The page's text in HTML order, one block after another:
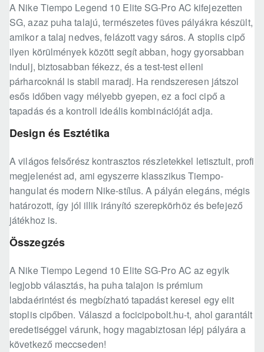
A Nike Tiempo Legend 10 Elite SG-Pro AC kifejezetten
SG, azaz puha talajú, természetes füves pályákra készült,
amikor a talaj nedves, felázott vagy sáros. A stoplis cipő
ilyen körülmények között segít abban, hogy gyorsabban
indulj, biztosabban fékezz, és a test-test elleni
párharcoknál is stabil maradj. Ha rendszeresen játszol
esős időben vagy mélyebb gyepen, ez a foci cipő a
tapadás és a kontroll ideális kombinációját adja.
Design és Esztétika
A világos felsőrész kontrasztos részletekkel letisztult, profi
megjelenést ad, ami egyszerre klasszikus Tiempo-
hangulat és modern Nike-stílus. A pályán elegáns, mégis
határozott, így jól illik irányító szerepkörhöz és befejező
játékhoz is.
Összegzés
A Nike Tiempo Legend 10 Elite SG-Pro AC az egyik
legjobb választás, ha puha talajon is prémium
labdaérintést és megbízható tapadást keresel egy elit
stoplis cipőben. Válaszd a focicipobolt.hu-t, ahol garantált
eredetiséggel várunk, hogy magabiztosan lépj pályára a
következő meccseden!